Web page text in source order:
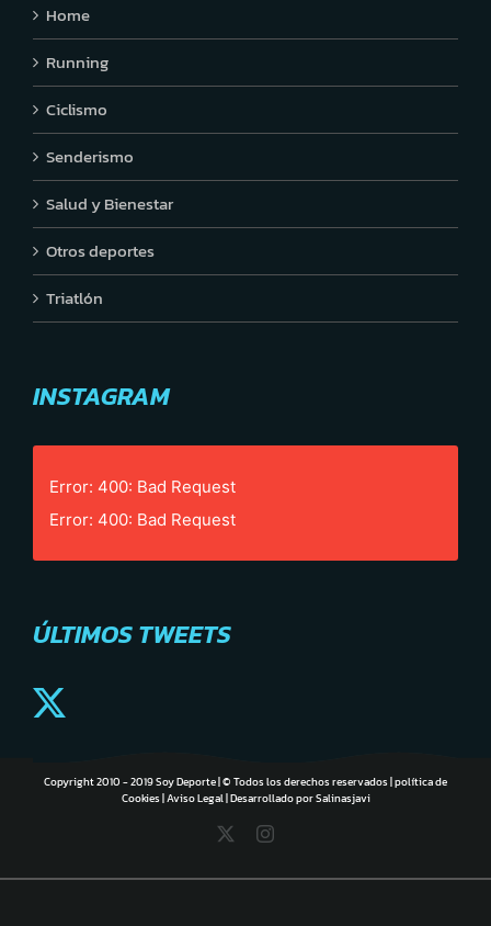
Home
Running
Ciclismo
Senderismo
Salud y Bienestar
Otros deportes
Triatlón
INSTAGRAM
Error: 400: Bad Request
Error: 400: Bad Request
ÚLTIMOS TWEETS
Copyright 2010 - 2019 Soy Deporte | © Todos los derechos reservados |política de
Cookies|Aviso Legal| Desarrollado porSalinasjavi
Instagram